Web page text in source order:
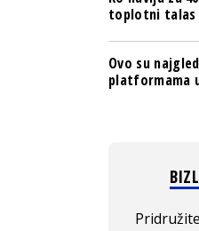
toplotni talas
Ovo su
platformama